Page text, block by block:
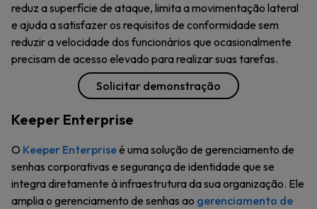
reduz a superfície de ataque, limita a movimentação lateral
e ajuda a satisfazer os requisitos de conformidade sem
reduzir a velocidade dos funcionários que ocasionalmente
precisam de acesso elevado para realizar suas tarefas.
Solicitar demonstração
Keeper Enterprise
O Keeper Enterpriseé uma solução de gerenciamento de
senhas corporativas e segurança de identidade que se
integra diretamente à infraestrutura da sua organização. Ele
amplia o gerenciamento de senhas ao gerenciamento de